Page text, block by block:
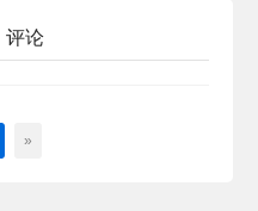
评论
»